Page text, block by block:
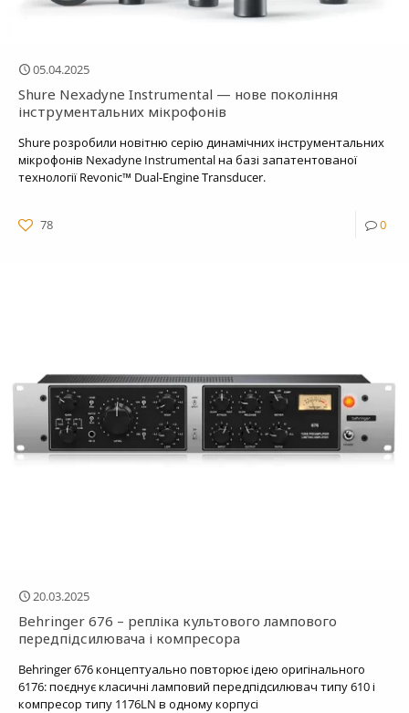
05.04.2025
Shure Nexadyne Instrumental — нове покоління
інструментальних мікрофонів
Shure розробили новітню серію динамічних інструментальних
мікрофонів Nexadyne Instrumental на базі запатентованої
технології Revonic™ Dual-Engine Transducer.
78 0
20.03.2025
Behringer 676 – репліка культового лампового
передпідсилювача і компресора
Behringer 676 концептуально повторює ідею оригінального
6176: поєднує класичні ламповий передпідсилювач типу 610 і
компресор типу 1176LN в одному корпусі